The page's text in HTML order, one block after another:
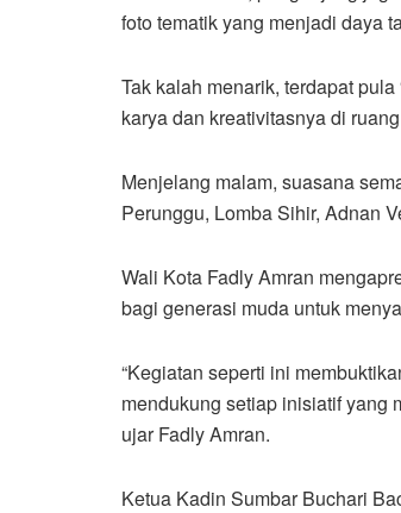
foto tematik yang menjadi daya
Tak kalah menarik, terdapat
karya dan kreativitasnya di
Menjelang malam, suasana
Perunggu, Lomba Sihir, Adnan
Wali Kota Fadly Amran
bagi generasi muda untuk
“Kegiatan seperti ini
mendukung setiap inisiatif yang
ujar Fadly Amran.
Ketua Kadin Sumbar Buchari